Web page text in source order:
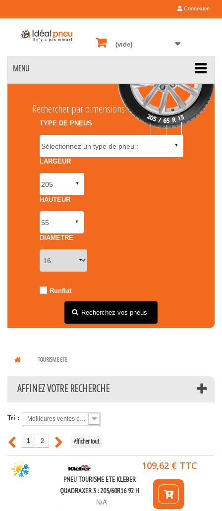
Connexion
(vide)
MENU
Rechercher par dimensions
TYPE DE PNEUS
LARGEUR
HAUTEUR
DIAMETRE
Runflat
Recherchez vos pneus
TOURISME ETE
AFFINEZ VOTRE RECHERCHE
Tri : Meilleures ventes en premier
Afficher tout
1 2
PNEU TOURISME ETE KLEBER
QUADRAXER 3 : 205/60R16 92 H
N/A
109,62 € TTC